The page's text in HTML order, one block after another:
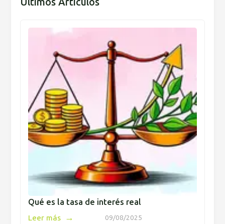
Qué es la tasa de interés real
09/08/2025
Leer más →